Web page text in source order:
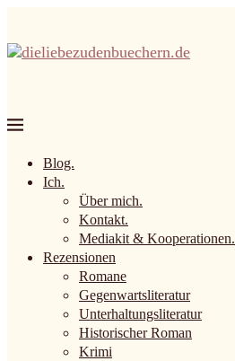
Blog.
Ich.
Über mich.
Kontakt.
Mediakit & Kooperationen.
Rezensionen
Romane
Gegenwartsliteratur
Unterhaltungsliteratur
Historischer Roman
Krimi